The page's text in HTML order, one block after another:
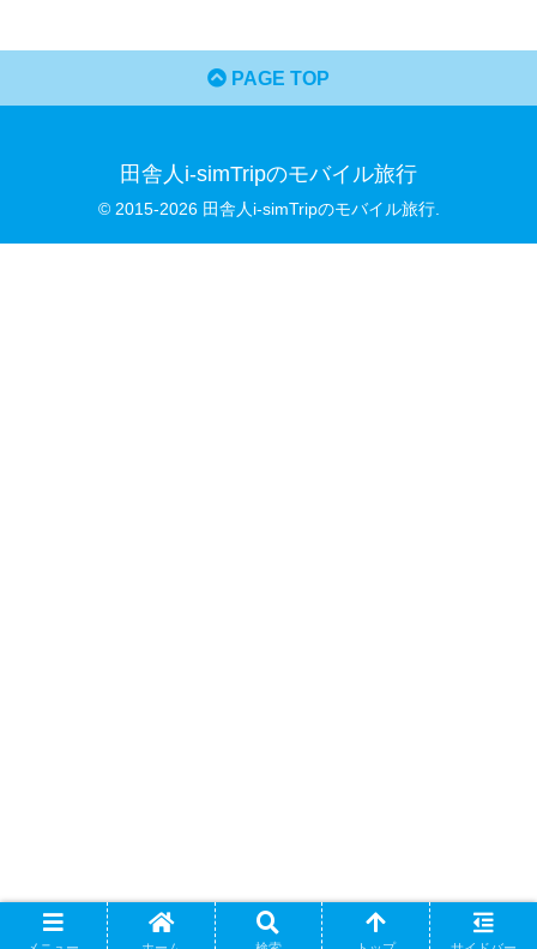
PAGE TOP
田舎人i-simTripのモバイル旅行
© 2015-2026 田舎人i-simTripのモバイル旅行.